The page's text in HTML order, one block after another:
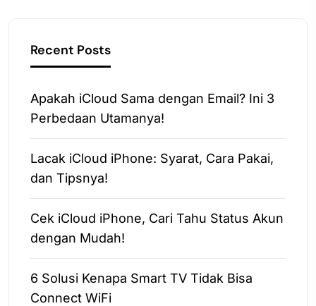
Recent Posts
Apakah iCloud Sama dengan Email? Ini 3
Perbedaan Utamanya!
Lacak iCloud iPhone: Syarat, Cara Pakai,
dan Tipsnya!
Cek iCloud iPhone, Cari Tahu Status Akun
dengan Mudah!
6 Solusi Kenapa Smart TV Tidak Bisa
Connect WiFi